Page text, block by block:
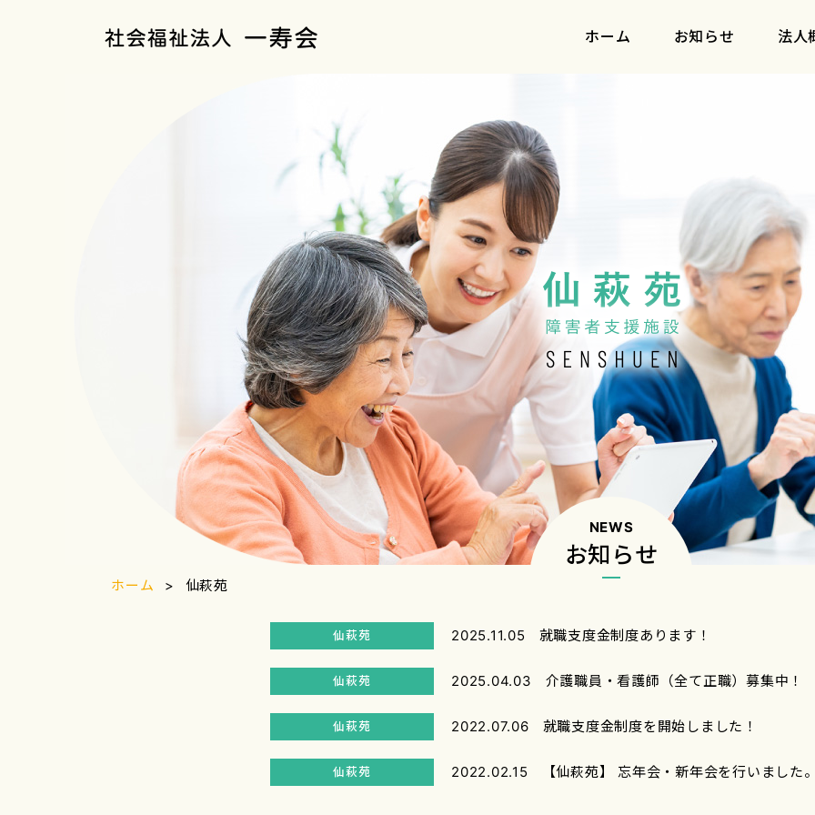
ホーム お知らせ 法人
ホーム 仙萩苑
NEWS
お知らせ
仙萩苑 2025.11.05 就職支度金制度あります！
仙萩苑 2025.04.03 介護職員・看護師（全て正職）募集中！
仙萩苑 2022.07.06 就職支度金制度を開始しました！
仙萩苑 2022.02.15 【仙萩苑】 忘年会・新年会を行いました